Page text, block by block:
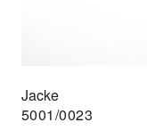
Jacke
5001/0023